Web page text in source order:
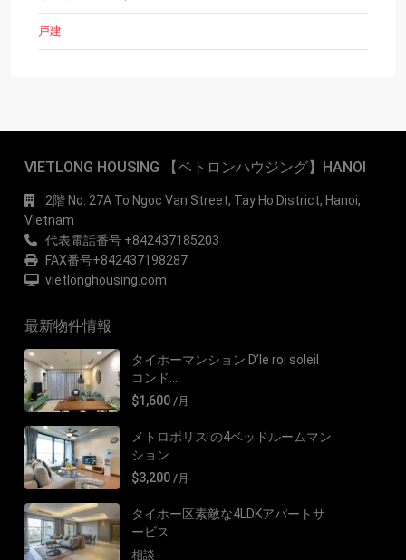
戸建
VIETLONG HOUSING 【ベトロンハウジング】HANOI
2階 No. 27A To Ngoc Van Street, Tay Ho District, Hanoi,
Vietnam
代表電話番号 +842437185203
FAX番号+842437198287
vietlonghousing.com
最新物件情報
タイホーマンション D’le roi soleil
コンド...
$1,600 /月
メトロポリス の4ベッドルームマン
ション
$3,200 /月
タイホー区素敵な4LDKアパートサ
ービス
相談